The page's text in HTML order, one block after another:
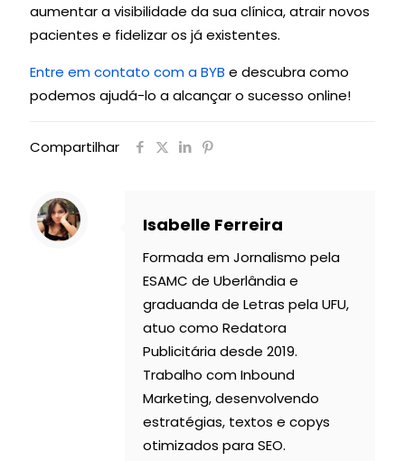
aumentar a visibilidade da sua clínica, atrair novos
pacientes e fidelizar os já existentes.
Entre em contato com a BYB e descubra como
podemos ajudá-lo a alcançar o sucesso online!
Compartilhar
Isabelle Ferreira
Formada em Jornalismo pela
ESAMC de Uberlândia e
graduanda de Letras pela UFU,
atuo como Redatora
Publicitária desde 2019.
Trabalho com Inbound
Marketing, desenvolvendo
estratégias, textos e copys
otimizados para SEO.